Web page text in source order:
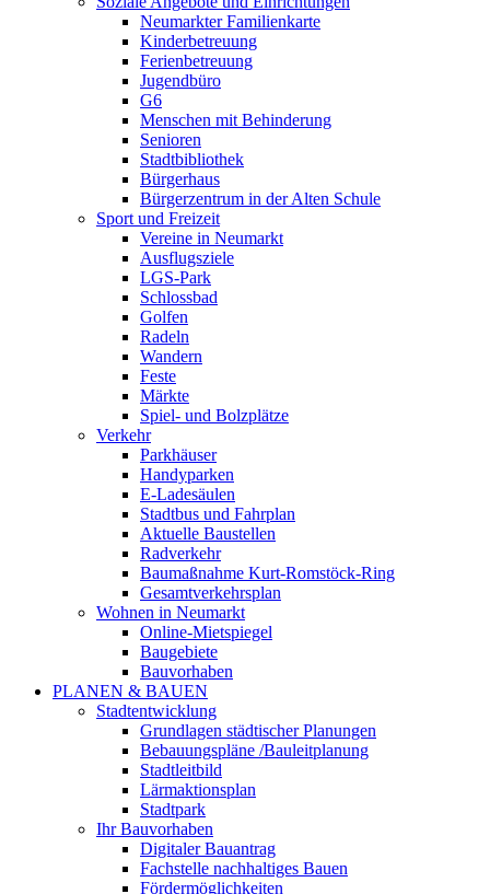
Neumarkter Familienkarte
Kinderbetreuung
Ferienbetreuung
Jugendbüro
G6
Menschen mit Behinderung
Senioren
Stadtbibliothek
Bürgerhaus
Bürgerzentrum in der Alten Schule
Sport und Freizeit
Vereine in Neumarkt
Ausflugsziele
LGS-Park
Schlossbad
Golfen
Radeln
Wandern
Feste
Märkte
Spiel- und Bolzplätze
Verkehr
Parkhäuser
Handyparken
E-Ladesäulen
Stadtbus und Fahrplan
Aktuelle Baustellen
Radverkehr
Baumaßnahme Kurt-Romstöck-Ring
Gesamtverkehrsplan
Wohnen in Neumarkt
Online-Mietspiegel
Baugebiete
Bauvorhaben
PLANEN & BAUEN
Stadtentwicklung
Grundlagen städtischer Planungen
Bebauungspläne /Bauleitplanung
Stadtleitbild
Lärmaktionsplan
Stadtpark
Ihr Bauvorhaben
Digitaler Bauantrag
Fachstelle nachhaltiges Bauen
Fördermöglichkeiten